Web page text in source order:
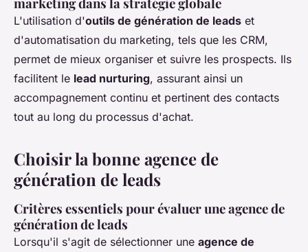
L'utilisation d'outils de génération de leads et
d'automatisation du marketing, tels que les CRM,
permet de mieux organiser et suivre les prospects. Ils
facilitent le lead nurturing, assurant ainsi un
accompagnement continu et pertinent des contacts
tout au long du processus d'achat.
Choisir la bonne agence de
génération de leads
Critères essentiels pour évaluer une agence de
génération de leads
Lorsqu'il s'agit de sélectionner une agence de